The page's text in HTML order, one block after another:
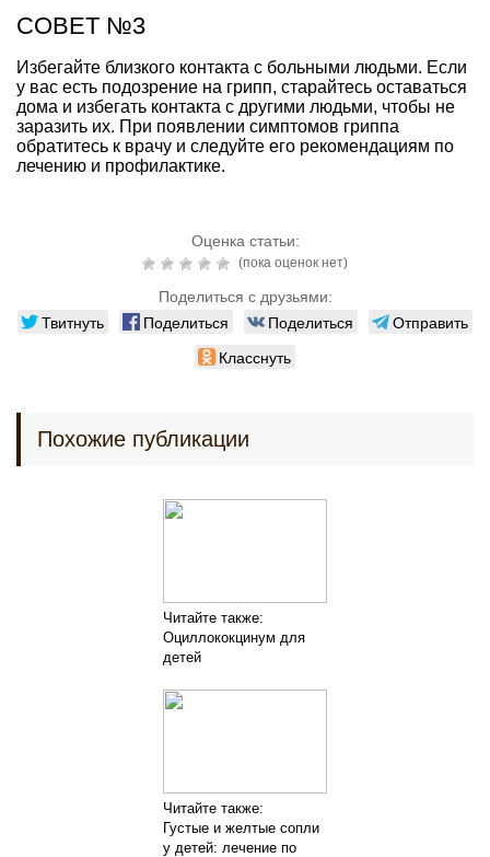
СОВЕТ №3
Избегайте близкого контакта с больными людьми. Если
у вас есть подозрение на грипп, старайтесь оставаться
дома и избегать контакта с другими людьми, чтобы не
заразить их. При появлении симптомов гриппа
обратитесь к врачу и следуйте его рекомендациям по
лечению и профилактике.
Оценка статьи:
(пока оценок нет)
Поделиться с друзьями:
Твитнуть Поделиться Поделиться
Отправить
Класснуть
Похожие публикации
Читайте также:
Оциллококцинум для
детей
Читайте также:
Густые и желтые сопли
у детей: лечение по